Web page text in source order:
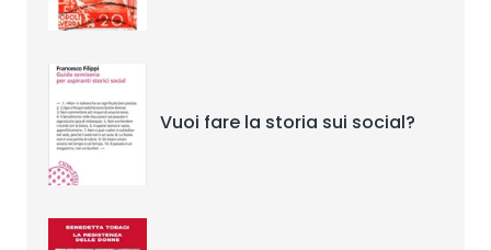
Vuoi fare la storia sui social?